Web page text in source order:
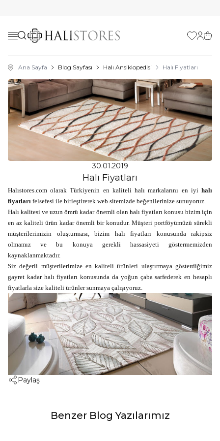
Favorilerim
Ana Sayfa Blog Sayfası Halı Ansiklopedisi Halı Fiyatları
30.01.2019
Halı Fiyatları
Halıstores.com olarak Türkiyenin en kaliteli halı markalarını en iyi halı
fiyatları felsefesi ile birleştirerek web sitemizde beğenilerinize sunuyoruz.
Halı kalitesi ve uzun ömrü kadar önemli olan halı fiyatları konusu bizim için
en az kaliteli ürün kadar önemli bir konudur. Müşteri portföyümüzü sürekli
müşterilerimizin oluşturması, bizim halı fiyatları konusunda rakipsiz
olmamız ve bu konuya gerekli hassasiyeti göstermemizden
kaynaklanmaktadır.
Siz değerli müşterilerimize en kaliteli ürünleri ulaştırmaya gösterdiğimiz
gayret kadar halı fiyatları konusunda da yoğun çaba sarfederek en hesaplı
fiyatlarla size kaliteli ürünler sunmaya çalışıyoruz.
Paylaş
Benzer Blog Yazılarımız